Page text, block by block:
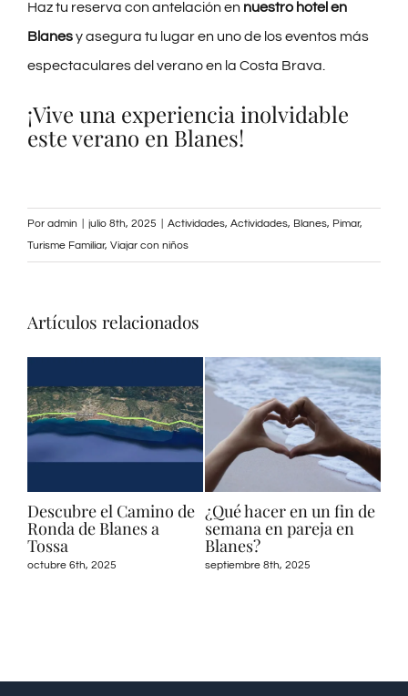
Haz tu reserva con antelación en nuestro hotel en
Blanesy asegura tu lugar en uno de los eventos más
espectaculares del verano en la Costa Brava.
¡Vive una experiencia inolvidable
este verano en Blanes!
Por admin julio 8th, 2025 Actividades, Actividades, Blanes, Pimar,
Turisme Familiar, Viajar con niños
Artículos relacionados
Descubre el Camino de
Ronda de Blanes a
Tossa
octubre 6th, 2025
¿Qué hacer en un fin de
semana en pareja en
Blanes?
septiembre 8th, 2025